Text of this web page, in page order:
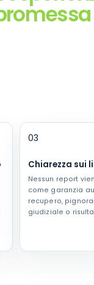
03
Chiarezza sui
Nessun report
come garanzia
recupero,
giudiziale o